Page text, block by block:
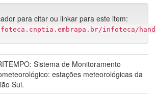
para citar ou linkar para este item:
infoteca/
Sistema de Monitoramento
estações meteorológicas da
Sul.